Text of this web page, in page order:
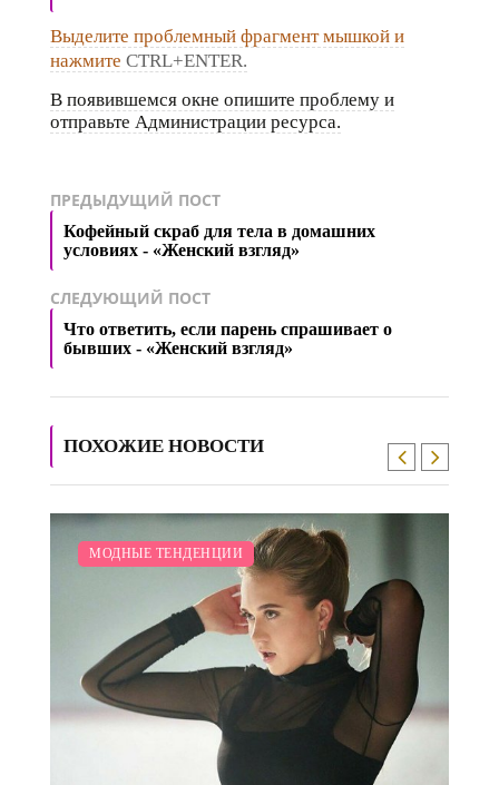
Выделите проблемный фрагмент мышкой и
нажмите CTRL+ENTER.
В появившемся окне опишите проблему и
отправьте Администрации ресурса.
ПРЕДЫДУЩИЙ ПОСТ
Кофейный скраб для тела в домашних
условиях - «Женский взгляд»
СЛЕДУЮЩИЙ ПОСТ
Что ответить, если парень спрашивает о
бывших - «Женский взгляд»
ПОХОЖИЕ НОВОСТИ
МОДНЫЕ ТЕНДЕНЦИИ